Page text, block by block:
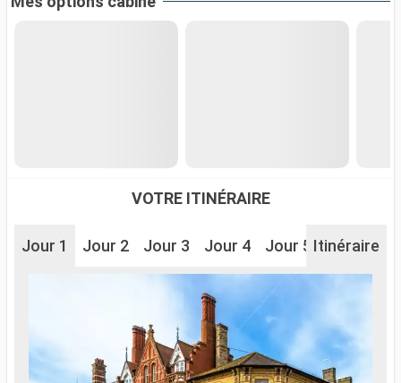
VOTRE ITINÉRAIRE
Jour 1 Jour 2 Jour 3 Jour 4 Jour 5 Jour 6
Itinéraire